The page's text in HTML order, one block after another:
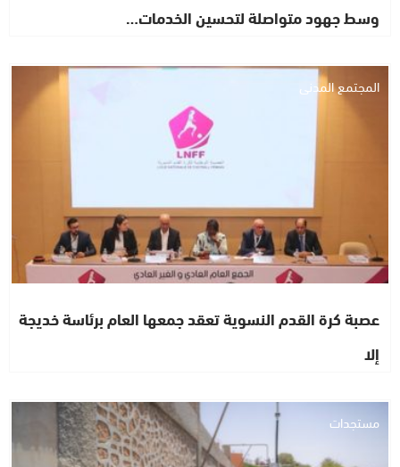
وسط جهود متواصلة لتحسين الخدمات…
المجتمع المدني
عصبة كرة القدم النسوية تعقد جمعها العام برئاسة خديجة
إلا
مستجدات